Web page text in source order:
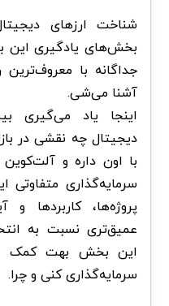
شناخت ارزهای
بخش‌های یادگیری این
جداگانه با معروف‌ترین
آشنا می‌شی.
اینجا یاد می‌گیری
دیجیتال چه نقشی در
با اون داره و
سرمایه‌گذاری
پروژه‌ها، کاربردها
عمیق‌تری نسبت به
این بخش بهت کمک
سرمایه‌گذاری کنی و چرا.